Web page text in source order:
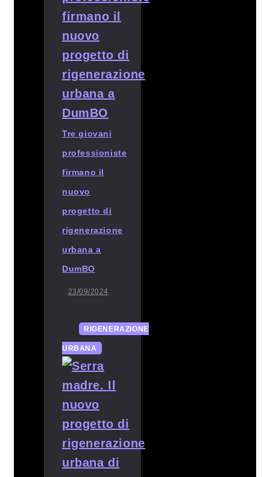
Tre giovani
professioniste
firmano il
nuovo
progetto di
rigenerazione
urbana a
DumBO
23/09/2024
RIGENERAZIONE
URBANA